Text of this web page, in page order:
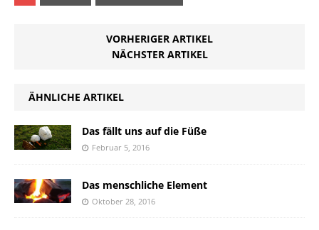
VORHERIGER ARTIKEL
NÄCHSTER ARTIKEL
ÄHNLICHE ARTIKEL
Das fällt uns auf die Füße
Februar 5, 2016
Das menschliche Element
Oktober 28, 2016